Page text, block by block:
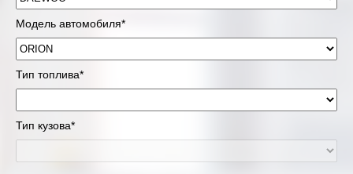
Модель автомобиля*
Тип топлива*
Тип кузова*